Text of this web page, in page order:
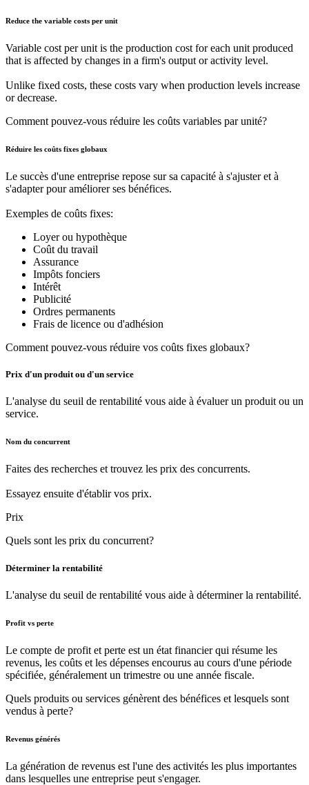
Reduce the variable costs per unit
Variable cost per unit is the production cost for each unit produced
that is affected by changes in a firm's output or activity level.
Unlike fixed costs, these costs vary when production levels increase
or decrease.
Comment pouvez-vous réduire les coûts variables par unité?
Réduire les coûts fixes globaux
Le succès d'une entreprise repose sur sa capacité à s'ajuster et à
s'adapter pour améliorer ses bénéfices.
Exemples de coûts fixes:
Loyer ou hypothèque
Coût du travail
Assurance
Impôts fonciers
Intérêt
Publicité
Ordres permanents
Frais de licence ou d'adhésion
Comment pouvez-vous réduire vos coûts fixes globaux?
Prix d'un produit ou d'un service
L'analyse du seuil de rentabilité vous aide à évaluer un produit ou un
service.
Nom du concurrent
Faites des recherches et trouvez les prix des concurrents.
Essayez ensuite d'établir vos prix.
Prix
Quels sont les prix du concurrent?
Déterminer la rentabilité
L'analyse du seuil de rentabilité vous aide à déterminer la rentabilité.
Profit vs perte
Le compte de profit et perte est un état financier qui résume les
revenus, les coûts et les dépenses encourus au cours d'une période
spécifiée, généralement un trimestre ou une année fiscale.
Quels produits ou services génèrent des bénéfices et lesquels sont
vendus à perte?
Revenus générés
La génération de revenus est l'une des activités les plus importantes
dans lesquelles une entreprise peut s'engager.